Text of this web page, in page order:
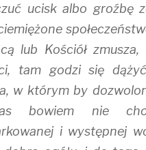
ucisk albo groźbę
lub Kościół
tam godzi się
w którym by
bowiem nie
i występnej